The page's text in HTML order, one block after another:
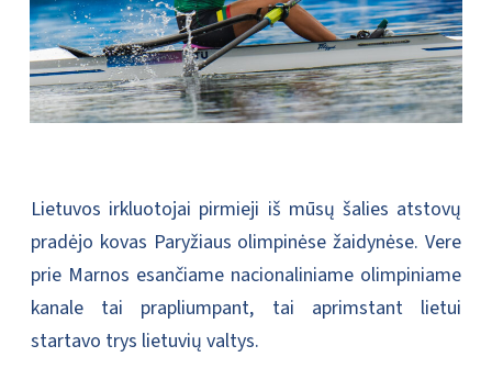
Lietuvos irkluotojai pirmieji iš mūsų šalies atstovų
pradėjo kovas Paryžiaus olimpinėse žaidynėse. Vere
prie Marnos esančiame nacionaliniame olimpiniame
kanale tai prapliumpant, tai aprimstant lietui
startavo trys lietuvių valtys.